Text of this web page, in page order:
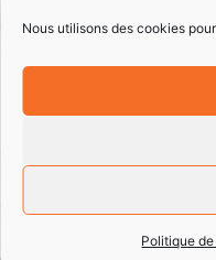
Nous utilisons des cookies
Politique